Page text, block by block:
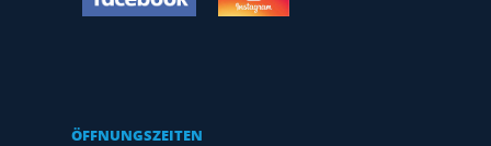
ÖFFNUNGSZEITEN